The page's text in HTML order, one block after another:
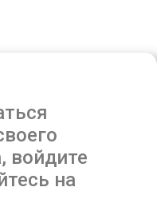
войдите
на